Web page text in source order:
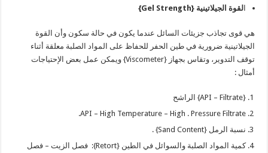
القوة الجيلاتينية {Gel Strength
}
هي قوى تجاذب جزيئات السائل عندما يكون في حالة سكون وأن القوة
الجيلاتينية ضرورية في طين الحفر للحفاظ على المواد الصلبة معلقة أثناء
توقف التدوير، وتقاس بجهاز {Viscometer} ويمكن عمل بعض الإحتياجات
أمثال :
{API – Filtrate} الراشح
API – High Temperature – High . Pressure Filtrate.
نسبة الرمل {Sand Content} .
كمية المواد الصلبة والسوائل في الطين {Retort}: فصل الزيت – فصل